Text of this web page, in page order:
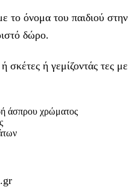
το όνομα του παιδιού στην
δώρο.
σκέτες ή γεμίζοντάς τες με
άσπρου χρώματος